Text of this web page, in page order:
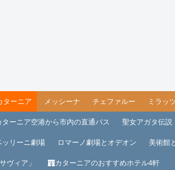
ターニア メッシーナ チェファルー ミラッ
ターニア空港から市内の直通バス 聖女アガタ伝説
ッリーニ劇場 ロマーノ劇場とオデオン 美術館
ヴィア」 カターニアのおすすめホテル4軒